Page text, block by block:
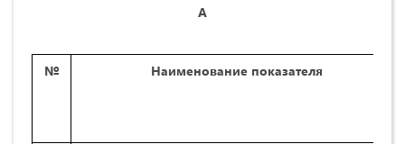
А
№ Наименование показателя